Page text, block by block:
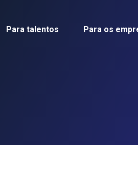
Para talentos Para os